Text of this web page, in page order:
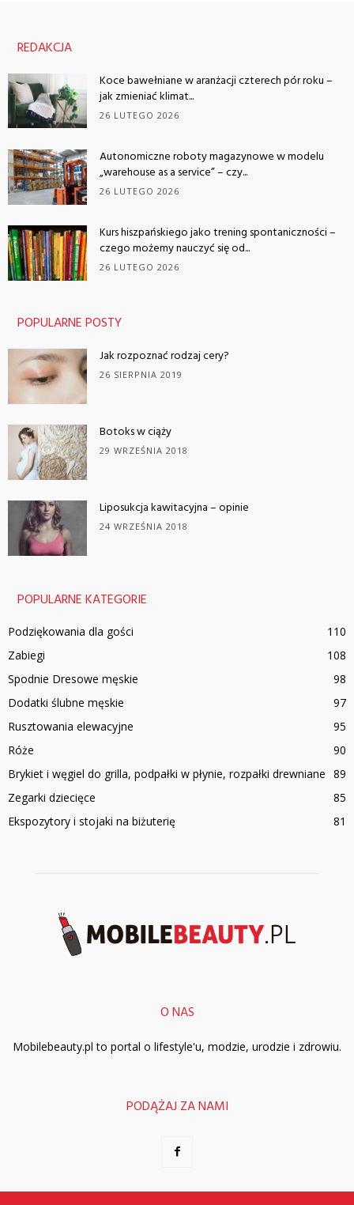
REDAKCJA
Koce bawełniane w aranżacji czterech pór roku –
jak zmieniać klimat...
26 LUTEGO 2026
Autonomiczne roboty magazynowe w modelu
„warehouse as a service” – czy...
26 LUTEGO 2026
Kurs hiszpańskiego jako trening spontaniczności –
czego możemy nauczyć się od...
26 LUTEGO 2026
POPULARNE POSTY
Jak rozpoznać rodzaj cery?
26 SIERPNIA 2019
Botoks w ciąży
29 WRZEŚNIA 2018
Liposukcja kawitacyjna – opinie
24 WRZEŚNIA 2018
POPULARNE KATEGORIE
Podziękowania dla gości
110
Zabiegi
108
Spodnie Dresowe męskie
98
Dodatki ślubne męskie
97
Rusztowania elewacyjne
95
Róże
90
Brykiet i węgiel do grilla, podpałki w płynie, rozpałki drewniane 89
Zegarki dziecięce
85
Ekspozytory i stojaki na biżuterię
81
O NAS
Mobilebeauty.pl to portal o lifestyle'u, modzie, urodzie i zdrowiu.
PODĄŻAJ ZA NAMI